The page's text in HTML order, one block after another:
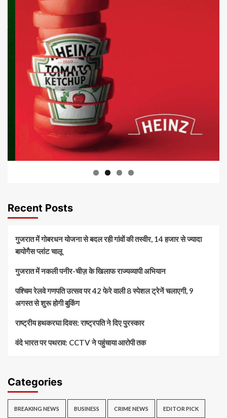
Recent Posts
गुजरात में गोबरधन योजना से बदल रही गांवों की तस्वीर, 14 हजार से ज्यादा
बायोगैस प्लांट चालू
गुजरात में नकली पनीर-चीज़ के खिलाफ राज्यव्यापी अभियान
पश्चिम रेलवे गणपति उत्सव पर 42 फेरे वाली 8 स्पेशल ट्रेनें चलाएगी, 9
अगस्त से शुरू होगी बुकिंग
राष्ट्रीय हथकरघा दिवस: राष्ट्रपति ने दिए पुरस्कार
वंदे भारत पर पथराव: CCTV ने पहुंचाया आरोपी तक
Categories
BREAKING NEWS BUSINESS CRIME NEWS EDITOR PICK